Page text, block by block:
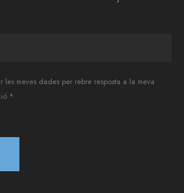
les meves dades per rebre resposta a la meva
*